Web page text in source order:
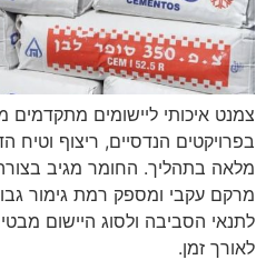
format_underlined הוסף קו תחתון לקישורים
font_download סמן קישורים
cached
צמנט איכותי ליישומים
בפרויקטים הנדסיים, ריצוף וטיח
מלאה בתהליך. החומר מגיב
מרקם עקבי ומספק רמת גימור
לתנאי הסביבה ולסוג היישום
לאורך זמן.